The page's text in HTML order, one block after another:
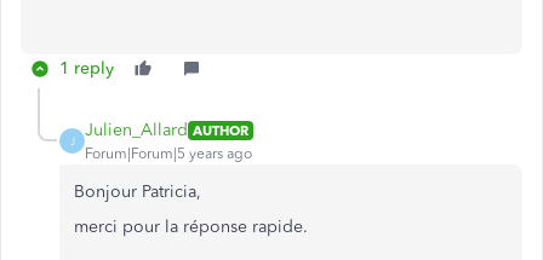
1 reply
J
Julien_Allard AUTHOR
Forum|Forum|5 years ago
Bonjour Patricia,
merci pour la réponse rapide.